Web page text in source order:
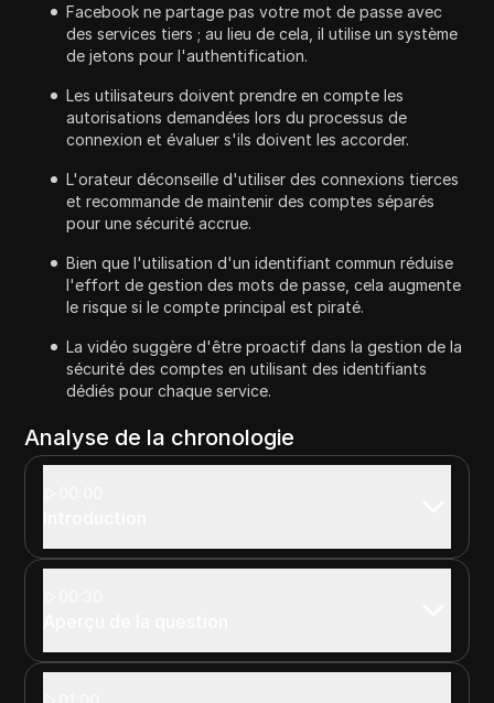
Facebook ne partage pas votre mot de passe avec
des services tiers ; au lieu de cela, il utilise un système
de jetons pour l'authentification.
Les utilisateurs doivent prendre en compte les
autorisations demandées lors du processus de
connexion et évaluer s'ils doivent les accorder.
L'orateur déconseille d'utiliser des connexions tierces
et recommande de maintenir des comptes séparés
pour une sécurité accrue.
Bien que l'utilisation d'un identifiant commun réduise
l'effort de gestion des mots de passe, cela augmente
le risque si le compte principal est piraté.
La vidéo suggère d'être proactif dans la gestion de la
sécurité des comptes en utilisant des identifiants
dédiés pour chaque service.
Analyse de la chronologie